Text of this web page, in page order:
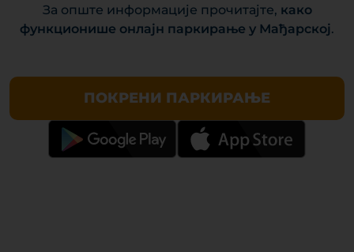
За опште информације прочитајте, како
функционише онлајн паркирање у Мађарској.
ПОКРЕНИ ПАРКИРАЊЕ